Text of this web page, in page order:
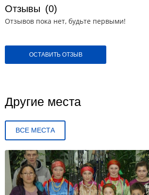
Отзывы (0)
Отзывов пока нет, будьте первыми!
ОСТАВИТЬ ОТЗЫВ
Другие места
ВСЕ МЕСТА